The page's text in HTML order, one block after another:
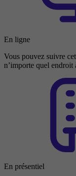
En ligne
Vous pouvez suivre
n’importe quel endroit
En présentiel